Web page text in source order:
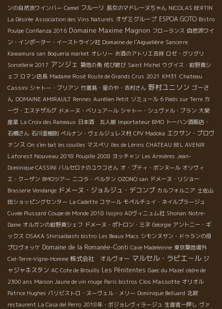
ンの自然派ワインバー Camel フルーリ 長女のマドレーヌちゃん NICOLAS BERTIN
La Désirée Association des Vins Naturels オザミグループ ESPOA GOTO Bistro
Poulpe Confianza 2016 Domaine Maxime Magnon フローランス 自然派ワイ
ン・インポーター・イーストライン社 Domaine de l’Aiguelière Sancerre
Kawamura san Boqueria market オレリー お酒のアトリエ吉祥 ロゼ・グリグリ
Sorcellerie 2017 アンジェ 築地の魚 侘び寂び Saint Michel ウグイス・紺野真シ
ェフ ロマン店長 Madame Rosé Route de Grands Crus 2021 KM31 Chateau
Cassini シャトー・ブリアン 竹富島・星のや・吉村さん 野村ユニソン ゴーさ
ん DOMAINE AMIRAULT Rennes Aurélien Petit ソミュール 6 Pieds sur Terre カ
ーヴ・エステザルグ ドメーヌ・ベリュアール シャトー・シュヴァル・ブラン 大榮
産業 La Croix des Rameaux 日本酒 五人娘 Importateur BMO トーハン酒販店・
石橋さん 石川亜樹則 ぺルナン・ヴェルジュレス村 CPV Madoka エクサン・プロヴ
ァンス On s'en bat les couilles マスぺリ îles de Lérins CHATEAU BEL AVENIR
Laforest Nouveau 2018 Poupille 2008 ヨッチャン Les Armières Jean-
Dominique CASSINI バルセロナのユウコさん オ・プティ・ボンヌール オリヴィ
エ・クーザン BMOツアー ニコラ・ベルタン OZONO san ドメーヌ・リショー
Brasserie Vendange ドメーヌ・ジョルジュ・デコンブ カルフォルニア 土佐山
田ショッピングセンター La Cadette コサール モペルチュイ・ネイルプラージュ
Cuvée Plussard Coupe de Monde 2018 Isojiro ADヴィニュム社 Shonan Notre-
Dame オルガンの紺野真シェフ ドメーヌ・ポトロン・ミネ Géorgie アントニー・ギ
ックス OSAKA Shinsaibashi bistro Les Beaux Macs シモンヌサン・ドゥランの母
プロヴォッケ Domaine de la Romanée-Conti Cave Madeleinne 東京築地場外
Ciel-Terre-Vigne-Homme 株式会社 オルヴォー マルセル・ラピエ－ル ジ
ャジャキスタン AC Cote de Brouilly Les Pénitentes Gaec du Mazel cèdre de
2300 ans Maison Jaune de vin rouge Paris bistros Clos Massotte オリオル
Patrice Hughes パリビストロ・ヌーヴェル・メリー Dominique Belluard 北欧
restaurent La Casa del Perro 2018年・ボジョレヴィラージュ 生産者一押し ヴァ